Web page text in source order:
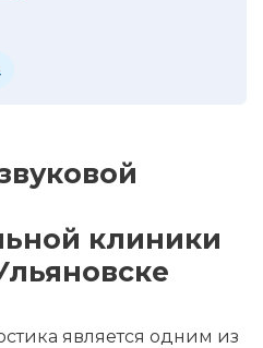
клиники
является одним из